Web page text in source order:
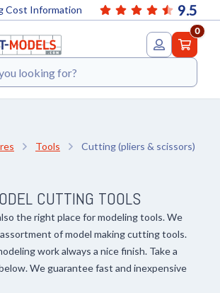
9.5
Cost Information
0
Tools Cutting (pliers & scissors)
CUTTING TOOLS
the right place for modeling tools. We
of model making cutting tools.
work always a nice finish. Take a
We guarantee fast and inexpensive